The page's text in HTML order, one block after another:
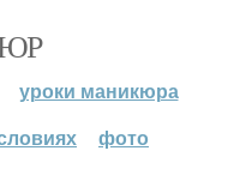
уроки маникюра
фото